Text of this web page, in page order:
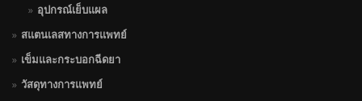
อุปกรณ์เย็บแผล
สแตนเลสทางการแพทย์
เข็มและกระบอกฉีดยา
วัสดุทางการแพทย์